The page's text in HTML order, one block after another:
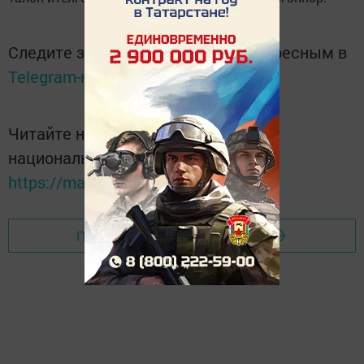
Следите за самым важным и интересным в
Telegram-канале
Татмедиа
Читайте новости Татарстана в
национальном мессенджере MАХ:
https://max.ru/tatmedia
Перейти на страницу новости